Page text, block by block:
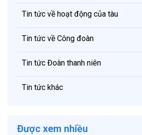
Tin tức về hoạt động của tàu
Tin tức về Công đoàn
Tin tức Đoàn thanh niên
Tin tức khác
Được xem nhiều